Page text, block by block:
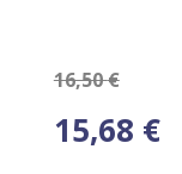
16,50€
15,68 €